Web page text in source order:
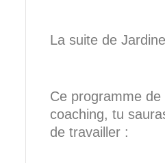
La suite de
Ce programme
coaching, tu
de travailler :